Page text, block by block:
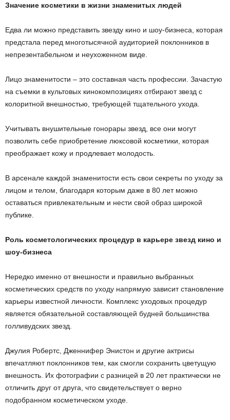
Значение косметики в жизни знаменитых людей
Едва ли можно представить звезду кино и шоу-бизнеса, которая
предстала перед многотысячной аудиторией поклонников в
непрезентабельном и неухоженном виде.
Лицо знаменитости – это составная часть профессии. Зачастую
на съемки в культовых кинокомпозициях отбирают звезд с
колоритной внешностью, требующей тщательного ухода.
Учитывать внушительные гонорары звезд, все они могут
позволить себе приобретение люксовой косметики, которая
преображает кожу и продлевает молодость.
В арсенале каждой знаменитости есть свои секреты по уходу за
лицом и телом, благодаря которым даже в 80 лет можно
оставаться привлекательным и нести свой образ широкой
публике.
Роль косметологических процедур в карьере звезд кино и
шоу-бизнеса
Нередко именно от внешности и правильно выбранных
косметических средств по уходу напрямую зависит становление
карьеры известной личности. Комплекс уходовых процедур
является обязательной составляющей будней большинства
голливудских звезд.
Джулия Робертс, Дженнифер Энистон и другие актрисы
впечатляют поклонников тем, как смогли сохранить цветущую
внешность. Их фотографии с разницей в 20 лет практически не
отличить друг от друга, что свидетельствует о верно
подобранном косметическом уходе.